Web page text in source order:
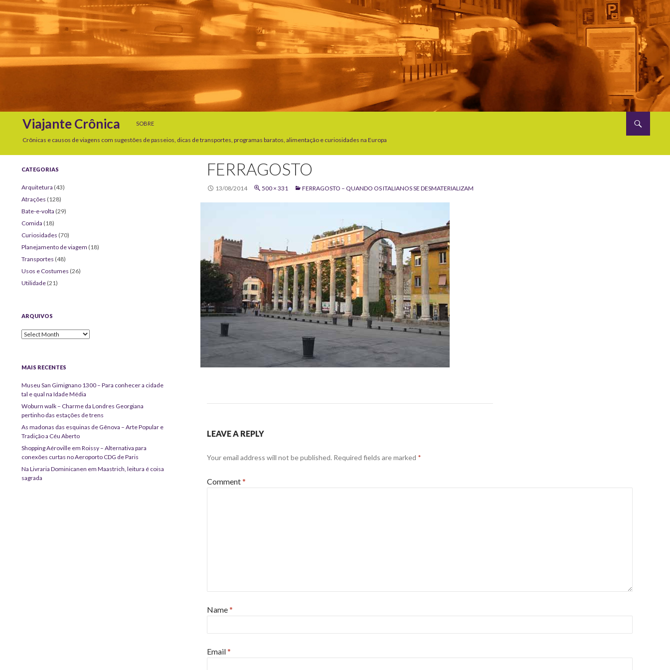
Viajante Crônica
Search
SOBRE
Crônicas e causos de viagens com sugestões de passeios, dicas de transportes, programas baratos, alimentação e curiosidades na Europa
FERRAGOSTO
13/08/2014 500 × 331 FERRAGOSTO – QUANDO OS ITALIANOS SE DESMATERIALIZAM
LEAVE A REPLY
Your email address will not be published. Required fields are marked *
Comment*
Name*
Email*
CATEGORIAS
Arquitetura (43)
Atrações (128)
Bate-e-volta (29)
Comida (18)
Curiosidades (70)
Planejamento de viagem (18)
Transportes (48)
Usos e Costumes (26)
Utilidade (21)
ARQUIVOS
Arquivos
MAIS RECENTES
Museu San Gimignano 1300 – Para conhecer a cidade
tal e qual na Idade Média
Woburn walk – Charme da Londres Georgiana
pertinho das estações de trens
As madonas das esquinas de Gênova – Arte Popular e
Tradição a Céu Aberto
Shopping Aéroville em Roissy – Alternativa para
conexões curtas no Aeroporto CDG de Paris
Na Livraria Dominicanen em Maastrich, leitura é coisa
sagrada